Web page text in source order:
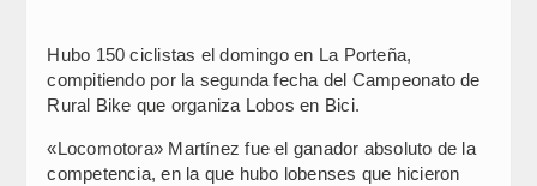
Hubo 150 ciclistas el domingo en La Porteña,
compitiendo por la segunda fecha del Campeonato de
Rural Bike que organiza Lobos en Bici.
«Locomotora» Martínez fue el ganador absoluto de la
competencia, en la que hubo lobenses que hicieron